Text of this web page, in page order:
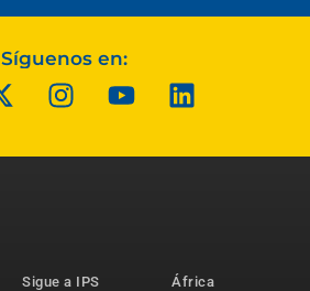
Síguenos en:
Sigue a IPS
África